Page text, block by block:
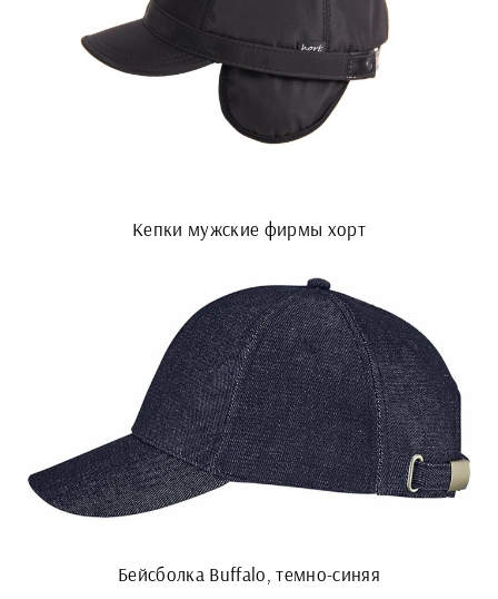
Кепки мужские фирмы хорт
Бейсболка Buffalo, темно-синяя